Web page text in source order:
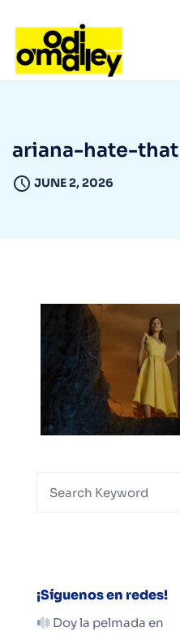
ariana-hate-that
JUNE 2, 2026
¡Síguenos en redes!
Doy la pelmada en